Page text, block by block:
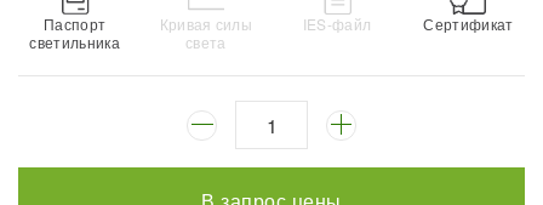
Паспорт
светильника
Кривая силы
света
IES-файл Сертификат